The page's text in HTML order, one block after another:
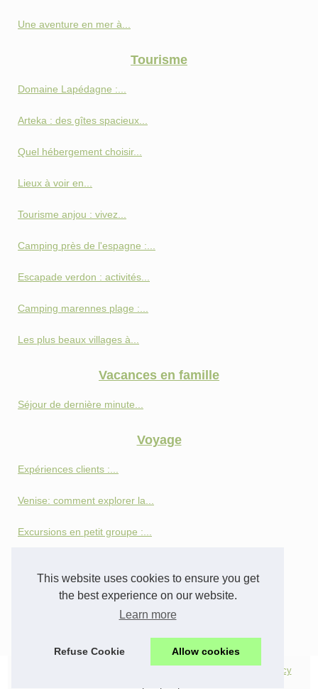
This website uses cookies to ensure you get
the best experience on our website.
Learn more
Refuse Cookie Allow cookies
Une aventure en mer à...
Tourisme
Domaine Lapédagne :...
Arteka : des gîtes spacieux...
Quel hébergement choisir...
Lieux à voir en...
Tourisme anjou : vivez...
Camping près de l'espagne :...
Escapade verdon : activités...
Camping marennes plage :...
Les plus beaux villages à...
Vacances en famille
Séjour de dernière minute...
Voyage
Expériences clients :...
Venise: comment explorer la...
Excursions en petit groupe :...
Plongez dans la nature...
Cookies Policy